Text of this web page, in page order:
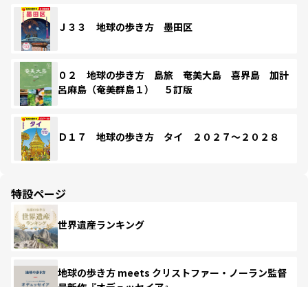
Ｊ３３ 地球の歩き方 墨田区
０２ 地球の歩き方 島旅 奄美大島 喜界島 加計
呂麻島（奄美群島１） ５訂版
Ｄ１７ 地球の歩き方 タイ ２０２７～２０２８
特設ページ
世界遺産ランキング
地球の歩き方 meets クリストファー・ノーラン監督